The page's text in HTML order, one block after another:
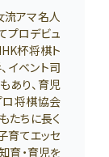
流アマ名人
プロデビュ
杯将棋ト
イベント司
あり、育児
ロ将棋協会
たちに長く
育てエッセ
育・育児を